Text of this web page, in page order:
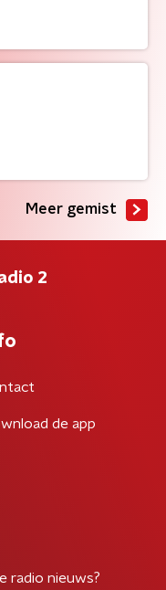
Meer gemist
2
de app
radio nieuws?